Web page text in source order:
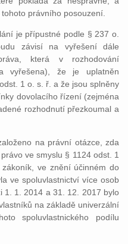
právního posouzení.
je přípustné podle § 237 o.
závisí na vyřešení dále
která v rozhodování
vyřešena), že je uplatněn
1 o. s. ř. a že jsou splněny
dovolacího řízení (zejména
rozhodnutí přezkoumal a
na právní otázce, zda
ve smyslu § 1124 odst. 1
zákoník, ve znění účinném do
ve spoluvlastnictví více osob
1. 1. 2014 a 31. 12. 2017 bylo
na základě univerzální
spoluvlastnického podílu